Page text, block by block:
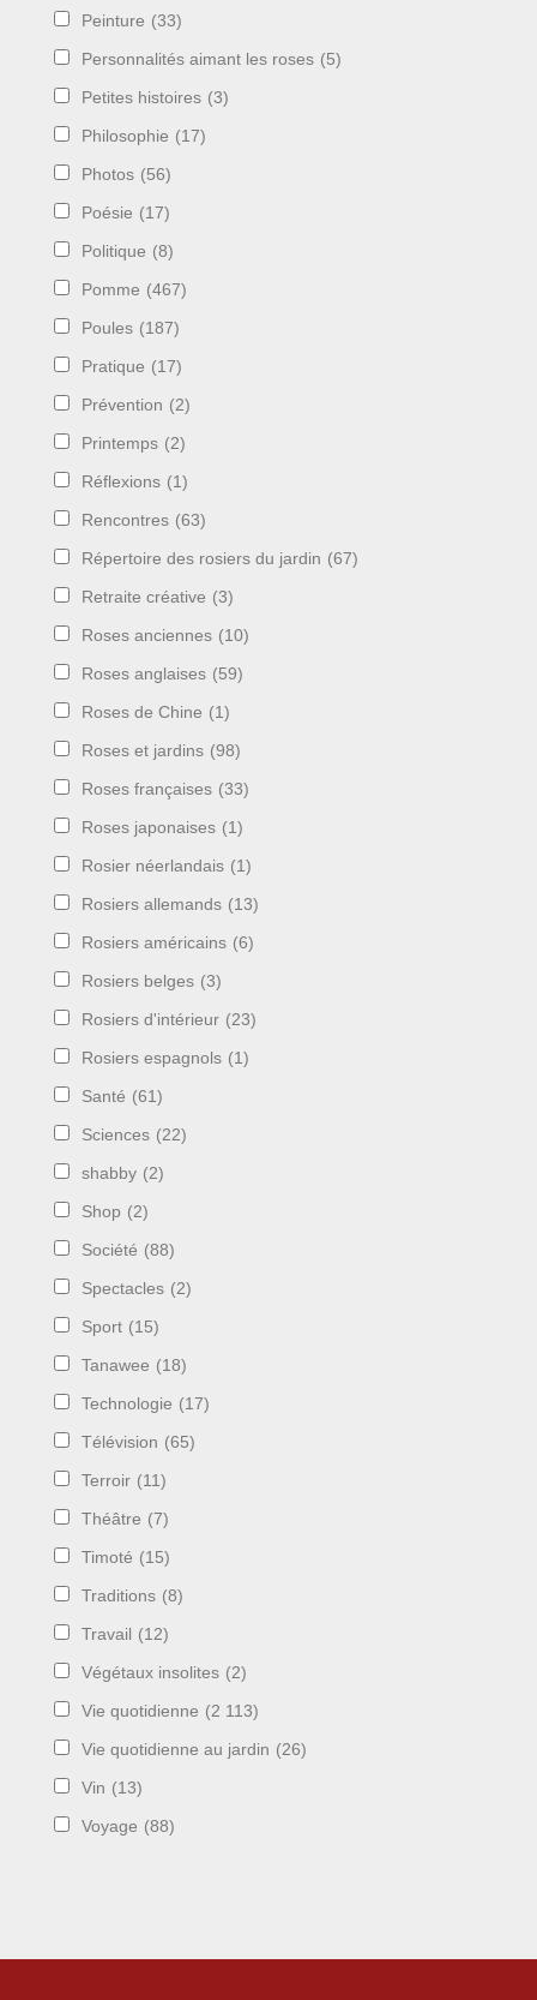
Peinture (33)
Personnalités aimant les roses (5)
Petites histoires (3)
Philosophie (17)
Photos (56)
Poésie (17)
Politique (8)
Pomme (467)
Poules (187)
Pratique (17)
Prévention (2)
Printemps (2)
Réflexions (1)
Rencontres (63)
Répertoire des rosiers du jardin (67)
Retraite créative (3)
Roses anciennes (10)
Roses anglaises (59)
Roses de Chine (1)
Roses et jardins (98)
Roses françaises (33)
Roses japonaises (1)
Rosier néerlandais (1)
Rosiers allemands (13)
Rosiers américains (6)
Rosiers belges (3)
Rosiers d'intérieur (23)
Rosiers espagnols (1)
Santé (61)
Sciences (22)
shabby (2)
Shop (2)
Société (88)
Spectacles (2)
Sport (15)
Tanawee (18)
Technologie (17)
Télévision (65)
Terroir (11)
Théâtre (7)
Timoté (15)
Traditions (8)
Travail (12)
Végétaux insolites (2)
Vie quotidienne (2 113)
Vie quotidienne au jardin (26)
Vin (13)
Voyage (88)